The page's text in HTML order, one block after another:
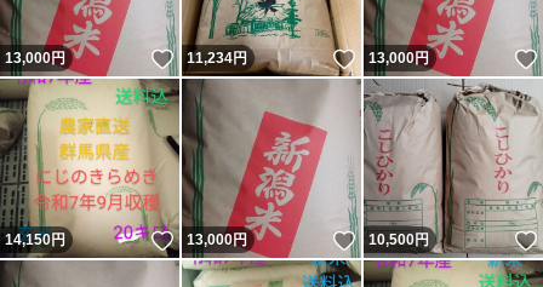
13,000円 いいね！
11,234円 いいね！
13,000円
14,150円 いいね！
13,000円 いいね！
10,500円